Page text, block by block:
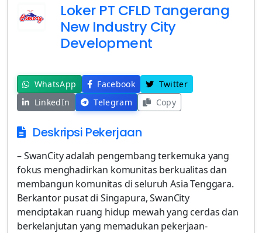
Loker PT CFLD Tangerang
New Industry City
Development
WhatsApp Facebook
Twitter
LinkedIn
Telegram Copy
Deskripsi Pekerjaan
– SwanCity adalah pengembang terkemuka yang
fokus menghadirkan komunitas berkualitas dan
membangun komunitas di seluruh Asia Tenggara.
Berkantor pusat di Singapura, SwanCity
menciptakan ruang hidup mewah yang cerdas dan
berkelanjutan yang memadukan pekerjaan-